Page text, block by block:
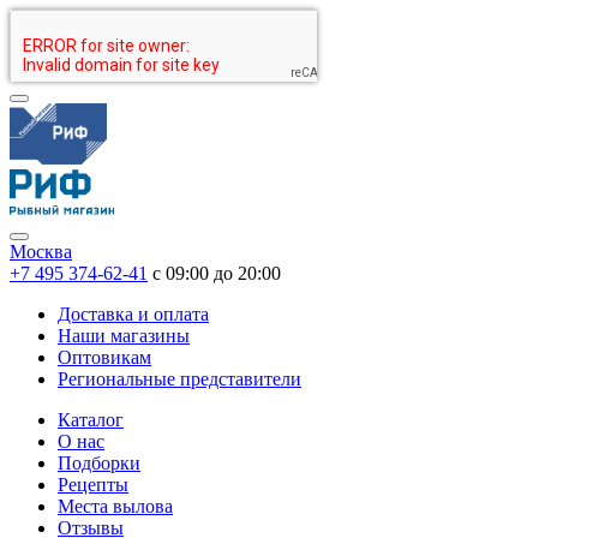
Москва
+7 495 374-62-41 c 09:00 до 20:00
Доставка и оплата
Наши магазины
Оптовикам
Региональные представители
Каталог
О нас
Подборки
Рецепты
Места вылова
Отзывы